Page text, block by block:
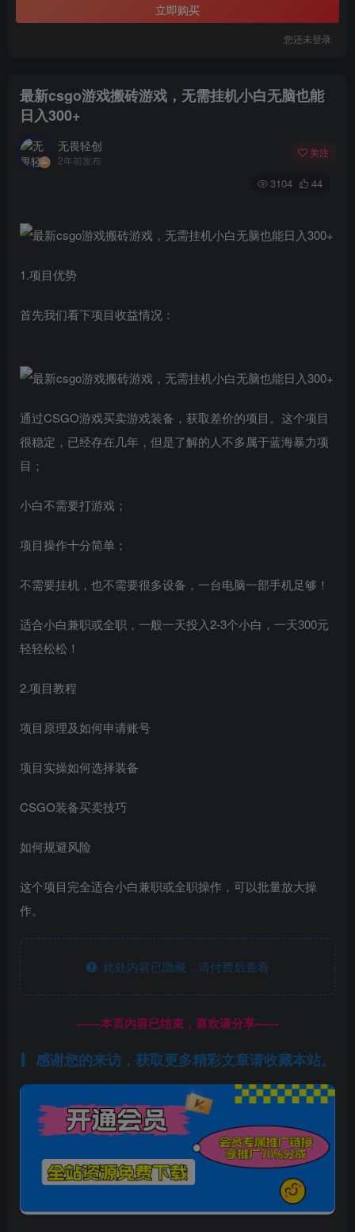
立即购买
您还未登录
最新csgo游戏搬砖游戏，无需挂机小白无脑也能
日入300+
无畏轻创
2年前发布
关注
3104 44
1.项目优势
首先我们看下项目收益情况：
通过CSGO游戏买卖游戏装备，获取差价的项目。这个项目
很稳定，已经存在几年，但是了解的人不多属于蓝海暴力项
目；
小白不需要打游戏；
项目操作十分简单；
不需要挂机，也不需要很多设备，一台电脑一部手机足够！
适合小白兼职或全职，一般一天投入2-3个小白，一天300元
轻轻松松！
2.项目教程
项目原理及如何申请账号
项目实操如何选择装备
CSGO装备买卖技巧
如何规避风险
这个项目完全适合小白兼职或全职操作，可以批量放大操
作。
此处内容已隐藏，请付费后查看
------本页内容已结束，喜欢请分享------
感谢您的来访，获取更多精彩文章请收藏本站。